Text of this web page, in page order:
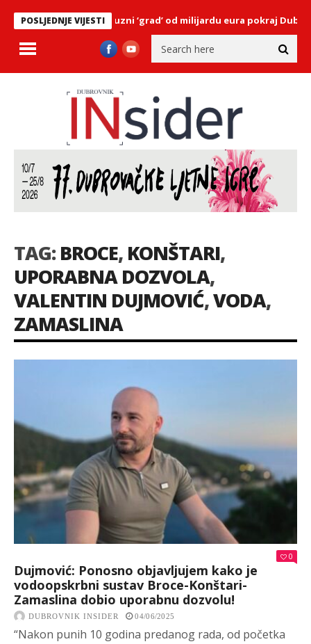
POSLJEDNJE VIJESTI
Grade luksuzni ‘grad’ od milijardu eura pokraj Dubrovnika
TAG:BROCE, KONŠTARI,
UPORABNA DOZVOLA,
VALENTIN DUJMOVIĆ,VODA,
ZAMASLINA
0
Dujmović: Ponosno objavljujem kako je
vodoopskrbni sustav Broce-Konštari-
Zamaslina dobio uporabnu dozvolu!
DUBROVNIK INSIDER 04/06/2025
“Nakon punih 10 godina predanog rada, od početka